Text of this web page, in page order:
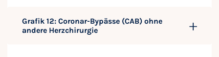
Grafik 12: Coronar-Bypässe (CAB) ohne
andere Herzchirurgie